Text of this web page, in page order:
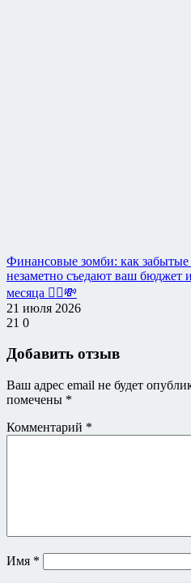
Финансовые зомби: как
незаметно съедают ваш бюджет
месяца 🧟‍♂️💸
21 июля 2026
21 0
Добавить отзыв
Ваш адрес email не будет
помечены *
Комментарий *
Имя *